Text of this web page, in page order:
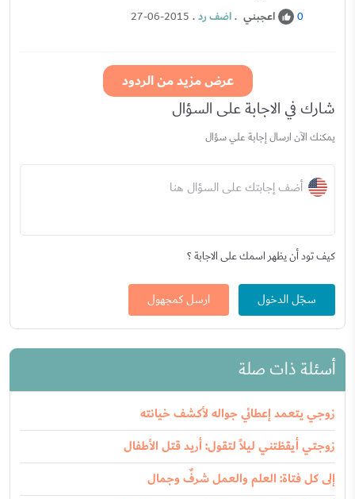
0 اعجبني .اضف رد.
27-06-2015
عرض مزيد من الردود
شارك في الاجابة على السؤال
يمكنك الآن ارسال إجابة علي سؤال
أضف إجابتك على السؤال هنا
كيف تود أن يظهر اسمك على الاجابة ؟
سجّل الدخول ارسل كمجهول
أسئلة ذات صلة
زوجي يتعمد إعطائي جواله لأكشف خيانته
زوجتي أيقظتني ليلاً لتقول: أريد قتل الأطفال
إلى كل فتاة: العلم والعمل شرفٌ وجمال